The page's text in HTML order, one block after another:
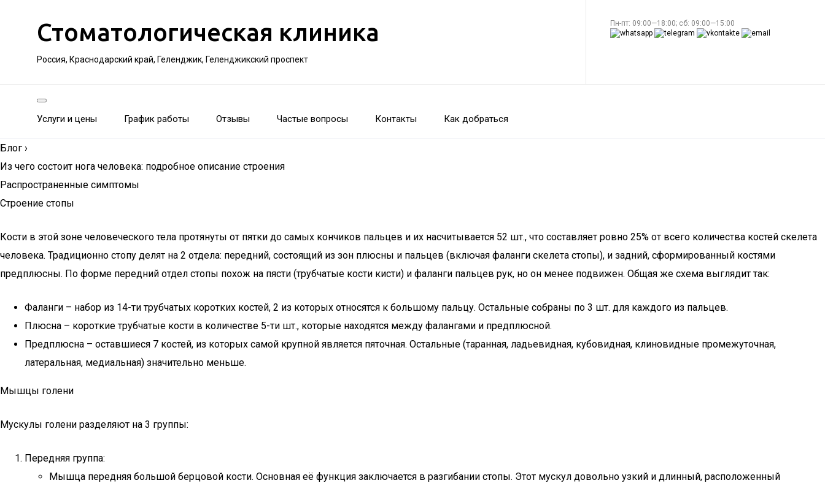
Стоматологическая клиника
Россия, Краснодарский край, Геленджик, Геленджикский проспект
Пн-пт: 09:00—18:00; сб: 09:00—15:00
Услуги и цены График работы Отзывы Частые вопросы Контакты Как добраться
Блог ›
Из чего состоит нога человека: подробное описание строения
Распространенные симптомы
Строение стопы
Кости в этой зоне человеческого тела протянуты от пятки до самых кончиков пальцев и их насчитывается 52 шт., что составляет ровно 25% от всего количества костей скелета
человека. Традиционно стопу делят на 2 отдела: передний, состоящий из зон плюсны и пальцев (включая фаланги скелета стопы), и задний, сформированный костями
предплюсны. По форме передний отдел стопы похож на пясти (трубчатые кости кисти) и фаланги пальцев рук, но он менее подвижен. Общая же схема выглядит так:
Фаланги – набор из 14-ти трубчатых коротких костей, 2 из которых относятся к большому пальцу. Остальные собраны по 3 шт. для каждого из пальцев.
Плюсна – короткие трубчатые кости в количестве 5-ти шт., которые находятся между фалангами и предплюсной.
Предплюсна – оставшиеся 7 костей, из которых самой крупной является пяточная. Остальные (таранная, ладьевидная, кубовидная, клиновидные промежуточная,
латеральная, медиальная) значительно меньше.
Мышцы голени
Мускулы голени разделяют на 3 группы:
Передняя группа:
Мышца передняя большой берцовой кости. Основная её функция заключается в разгибании стопы. Этот мускул довольно узкий и длинный, расположенный